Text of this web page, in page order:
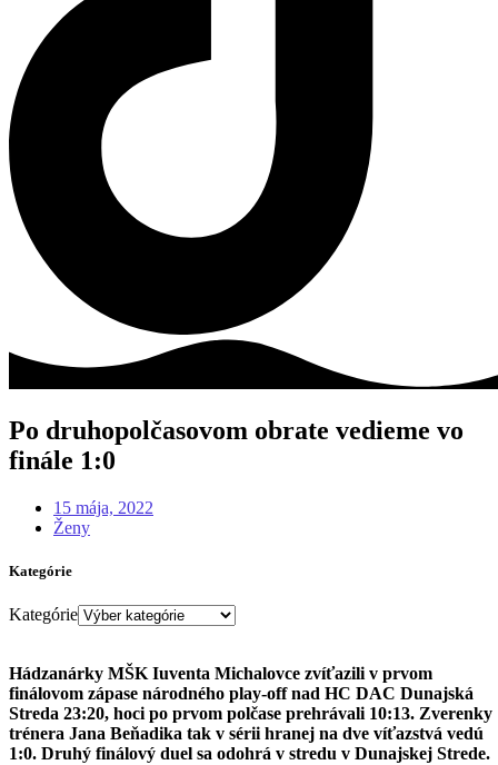
Po druhopolčasovom obrate vedieme vo
finále 1:0
15 mája, 2022
Ženy
Kategórie
Kategórie
Hádzanárky MŠK Iuventa Michalovce zvíťazili v prvom
finálovom zápase národného play-off nad HC DAC Dunajská
Streda 23:20, hoci po prvom polčase prehrávali 10:13. Zverenky
trénera Jana Beňadika tak v sérii hranej na dve víťazstvá vedú
1:0. Druhý finálový duel sa odohrá v stredu v Dunajskej Strede.